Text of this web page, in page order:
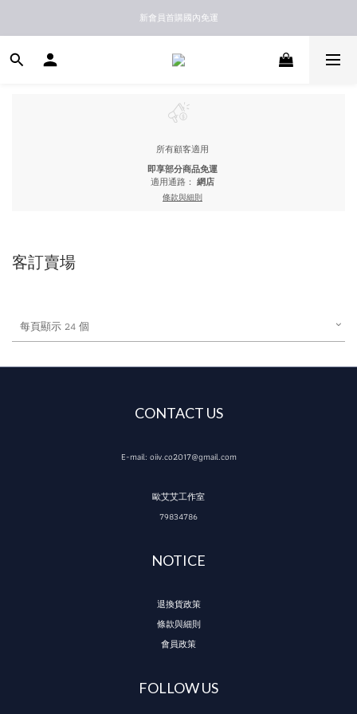
新馬港澳順豐到付配送
新會員首購國內免運
新馬港澳順豐到付配送
所有顧客適用
即享部分商品免運
適用通路： 網店
條款與細則
客訂賣場
每頁顯示 24 個
CONTACT US
E-mail: oiiv.co2017@gmail.com
歐艾艾工作室
79834786
NOTICE
退換貨政策
條款與細則
會員政策
FOLLOW US